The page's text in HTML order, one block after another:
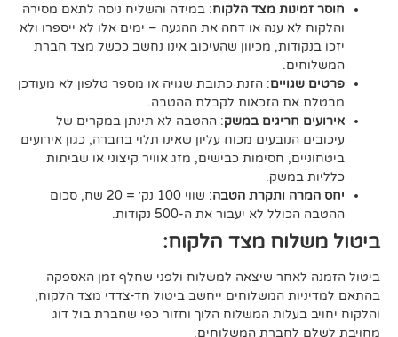
מצד הלקוח: במידה והשליח ניסה לתאם מסירה
ענה או דחה את ההגעה – ימים אלו לא ייספרו ולא
מכיוון שהעיכוב אינו נחשב ככשל מצד חברת
: הזנת כתובת שגויה או מספר טלפון לא מעודכן
הזכאות לקבלת ההטבה.
חריגים במשק: ההטבה לא תינתן במקרים של
מכוח עליון שאינו תלוי בחברה, כגון אירועים
חסימות כבישים, מזג אוויר קיצוני או שביתות
ותקרת הטבה
: שווי 100 נק׳ = 20 שח, סכום
לא יעבור את ה-500 נקודות.
מצד הלקוח:
שיצאה למשלוח ולפני שחלף זמן האספקה
המשלוחים ייחשב ביטול חד-צדדי מצד הלקוח,
המשלוח הלוך וחזור כפי שחברת בול דוג
המשלוחים.